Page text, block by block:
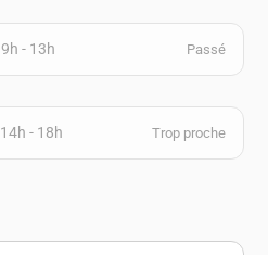
9h - 13h Passé
14h - 18h Trop proche